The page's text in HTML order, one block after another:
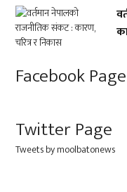
Facebook Page
Twitter Page
Tweets by moolbatonews